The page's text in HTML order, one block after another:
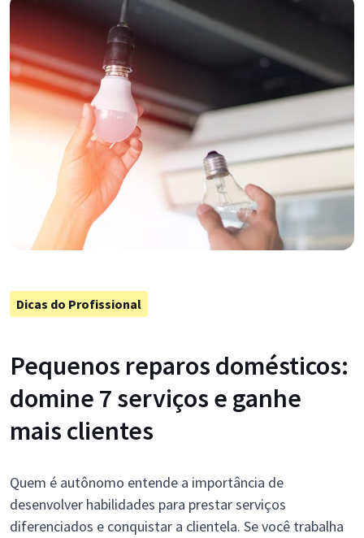
Dicas do Profissional
Pequenos reparos domésticos:
domine 7 serviços e ganhe
mais clientes
Quem é autônomo entende a importância de
desenvolver habilidades para prestar serviços
diferenciados e conquistar a clientela. Se você trabalha